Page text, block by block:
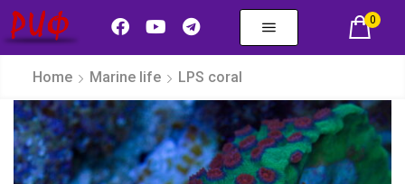
0
Home Marine life LPS coral